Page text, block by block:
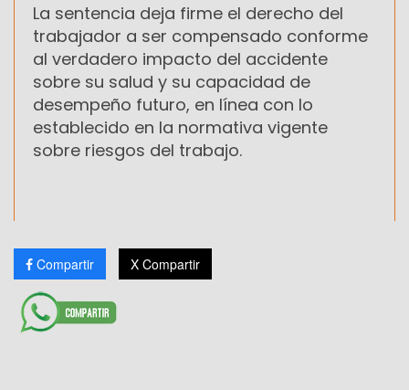
La sentencia deja firme el derecho del
trabajador a ser compensado conforme
al verdadero impacto del accidente
sobre su salud y su capacidad de
desempeño futuro, en línea con lo
establecido en la normativa vigente
sobre riesgos del trabajo.
Compartir X Compartir